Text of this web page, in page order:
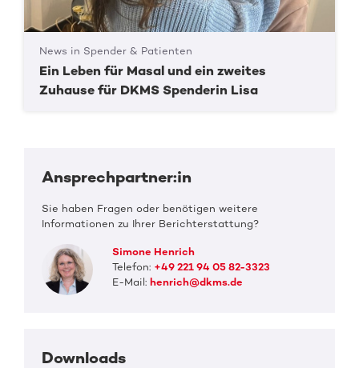
News in Spender & Patienten
Ein Leben für Masal und ein zweites
Zuhause für DKMS Spenderin Lisa
Ansprechpartner:in
Sie haben Fragen oder benötigen weitere
Informationen zu Ihrer Berichterstattung?
Simone Henrich
Telefon: +49 221 94 05 82-3323
E-Mail:henrich@dkms.de
Downloads